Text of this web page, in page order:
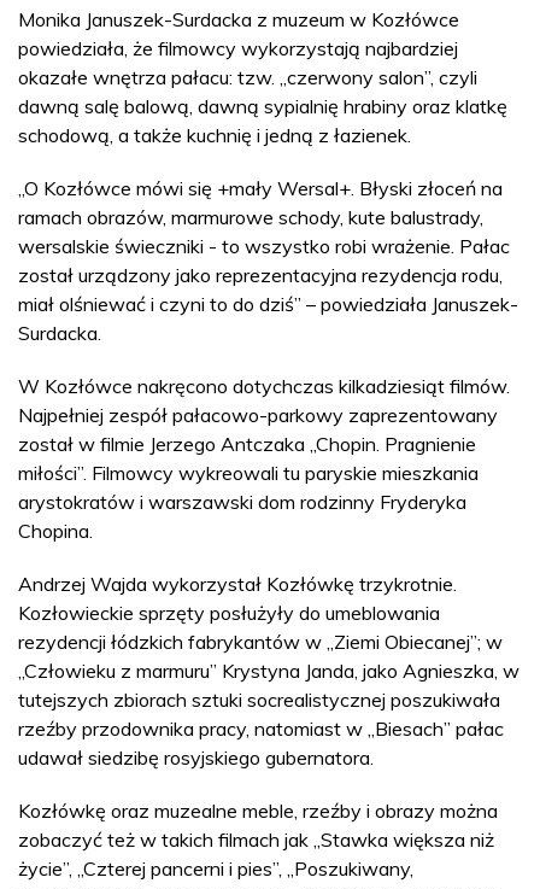
Monika Januszek-Surdacka z muzeum w Kozłówce
powiedziała, że filmowcy wykorzystają najbardziej
okazałe wnętrza pałacu: tzw. „czerwony salon”, czyli
dawną salę balową, dawną sypialnię hrabiny oraz klatkę
schodową, a także kuchnię i jedną z łazienek.
„O Kozłówce mówi się +mały Wersal+. Błyski złoceń na
ramach obrazów, marmurowe schody, kute balustrady,
wersalskie świeczniki - to wszystko robi wrażenie. Pałac
został urządzony jako reprezentacyjna rezydencja rodu,
miał olśniewać i czyni to do dziś” – powiedziała Januszek-
Surdacka.
W Kozłówce nakręcono dotychczas kilkadziesiąt filmów.
Najpełniej zespół pałacowo-parkowy zaprezentowany
został w filmie Jerzego Antczaka „Chopin. Pragnienie
miłości”. Filmowcy wykreowali tu paryskie mieszkania
arystokratów i warszawski dom rodzinny Fryderyka
Chopina.
Andrzej Wajda wykorzystał Kozłówkę trzykrotnie.
Kozłowieckie sprzęty posłużyły do umeblowania
rezydencji łódzkich fabrykantów w „Ziemi Obiecanej”; w
„Człowieku z marmuru” Krystyna Janda, jako Agnieszka, w
tutejszych zbiorach sztuki socrealistycznej poszukiwała
rzeźby przodownika pracy, natomiast w „Biesach” pałac
udawał siedzibę rosyjskiego gubernatora.
Kozłówkę oraz muzealne meble, rzeźby i obrazy można
zobaczyć też w takich filmach jak „Stawka większa niż
życie”, „Czterej pancerni i pies”, „Poszukiwany,